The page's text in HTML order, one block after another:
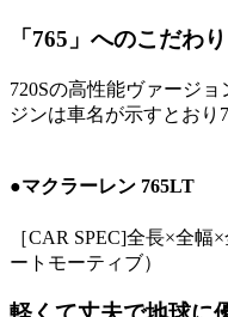
「765」へのこだわ
720Sの高性能ヴァージ
ジンは車名が示すとおり
●マクラーレン 765LT
［CAR SPEC]全長×全
ートモーティブ）